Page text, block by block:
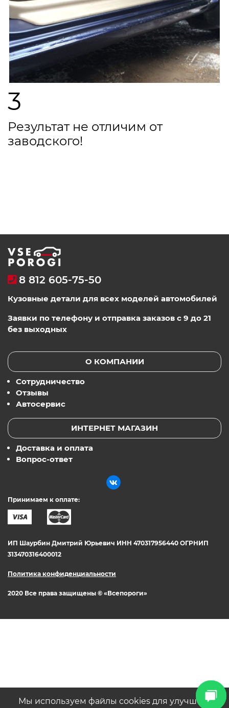
3
Результат не отличим от
заводского!
8 812 605-75-50
Кузовные детали для всех моделей автомобилей
Заявки по телефону и отправка заказов с 9 до 21
без выходных
О КОМПАНИИ
Сотрудничество
Отзывы
Автосервис
ИНТЕРНЕТ МАГАЗИН
Доставка и оплата
Вопрос-ответ
Принимаем к оплате:
ИП Шаурбин Дмитрий Юрьевич ИНН 470317956440 ОГРНИП
313470316400012
Политика конфиденциальности
2020 Все права защищены © «Всепороги»
Мы используем файлы cookies для улучшения